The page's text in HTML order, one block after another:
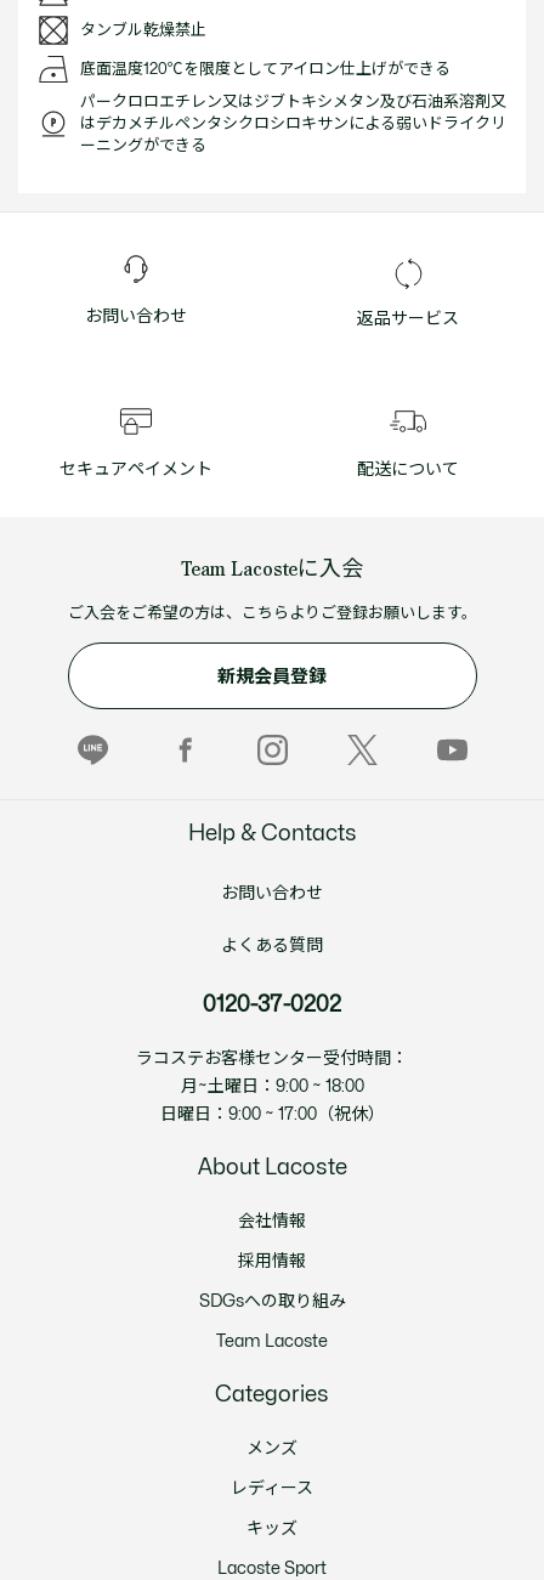
タンブル乾燥禁止
底面温度120℃を限度としてアイロン仕上げができる
パークロロエチレン又はジブトキシメタン及び石油系溶剤又
はデカメチルペンタシクロシロキサンによる弱いドライクリ
ーニングができる
お問い合わせ 返品サービス
セキュアペイメント 配送について
Team Lacosteに入会
ご入会をご希望の方は、こちらよりご登録お願いします。
新規会員登録
Help & Contacts
お問い合わせ
よくある質問
0120-37-0202
ラコステお客様センター受付時間：
月~土曜日：9:00 ~ 18:00
日曜日：9:00 ~ 17:00（祝休）
About Lacoste
会社情報
採用情報
SDGsへの取り組み
Team Lacoste
Categories
メンズ
レディース
キッズ
Lacoste Sport